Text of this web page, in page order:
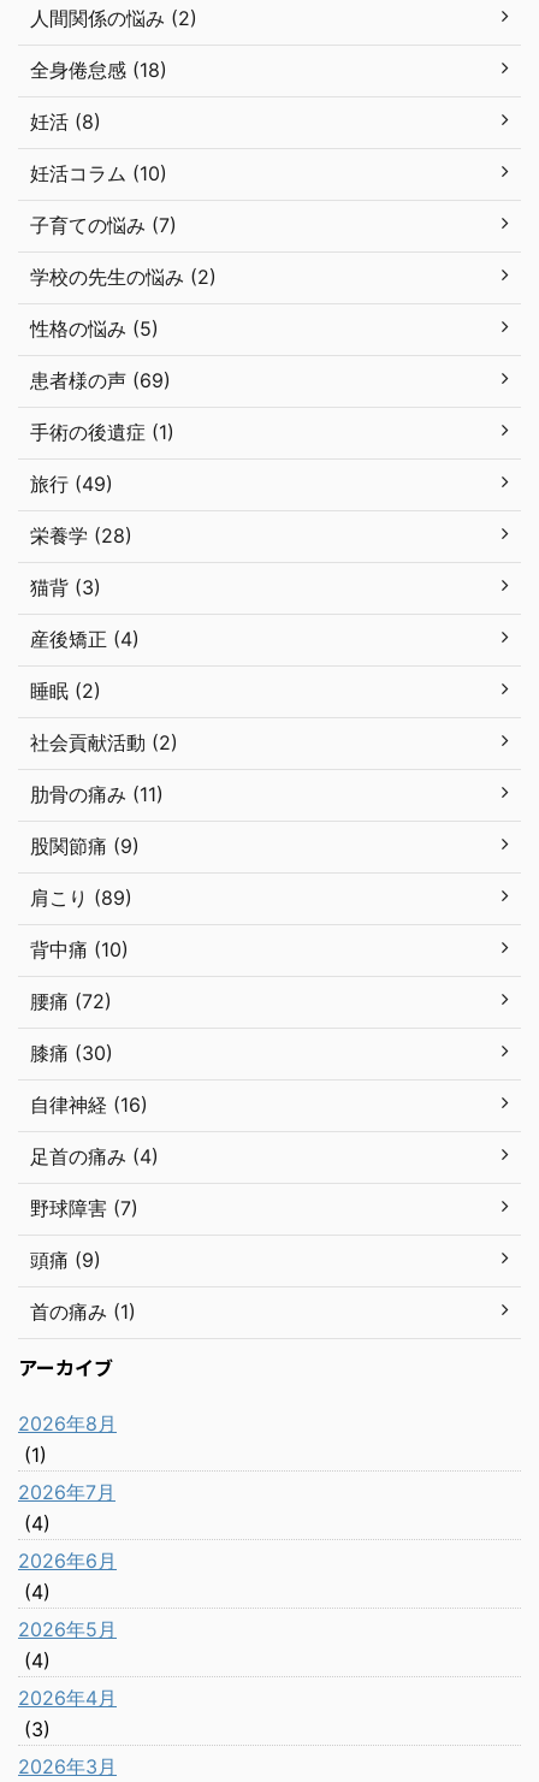
人間関係の悩み (2)
全身倦怠感 (18)
妊活 (8)
妊活コラム (10)
子育ての悩み (7)
学校の先生の悩み (2)
性格の悩み (5)
患者様の声 (69)
手術の後遺症 (1)
旅行 (49)
栄養学 (28)
猫背 (3)
産後矯正 (4)
睡眠 (2)
社会貢献活動 (2)
肋骨の痛み (11)
股関節痛 (9)
肩こり (89)
背中痛 (10)
腰痛 (72)
膝痛 (30)
自律神経 (16)
足首の痛み (4)
野球障害 (7)
頭痛 (9)
首の痛み (1)
アーカイブ
2026年8月
(1)
2026年7月
(4)
2026年6月
(4)
2026年5月
(4)
2026年4月
(3)
2026年3月